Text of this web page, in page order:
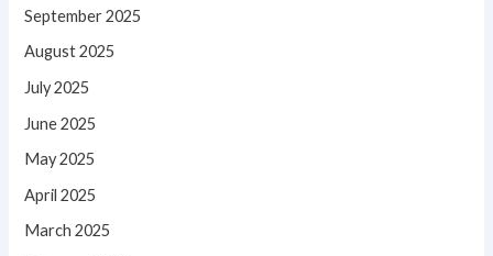
September 2025
August 2025
July 2025
June 2025
May 2025
April 2025
March 2025